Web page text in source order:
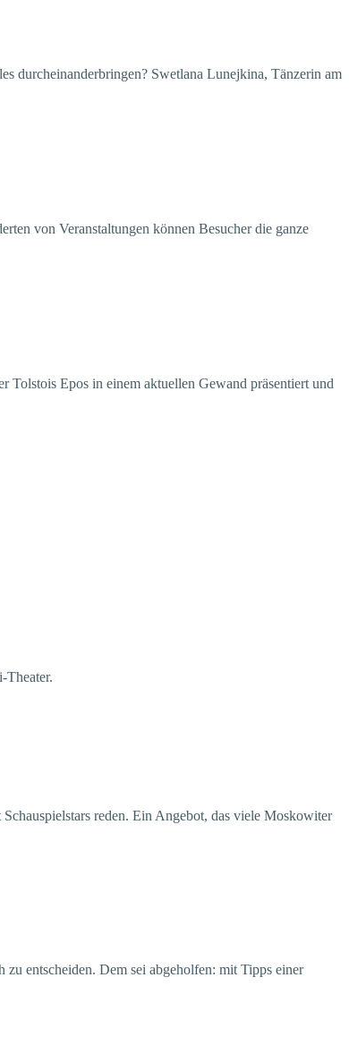
durcheinanderbringen? Swetlana Lunejkina, Tänzerin am
von Veranstaltungen können Besucher die ganze
Epos in einem aktuellen Gewand präsentiert und
Theater.
reden. Ein Angebot, das viele Moskowiter
entscheiden. Dem sei abgeholfen: mit Tipps einer